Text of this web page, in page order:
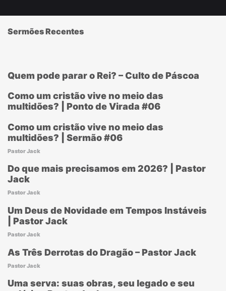
Sermões Recentes
Quem pode parar o Rei? – Culto de Páscoa
Como um cristão vive no meio das
multidões? | Ponto de Virada #06
Como um cristão vive no meio das
multidões? | Sermão #06
Pastor Jack
Do que mais precisamos em 2026? | Pastor
Jack
Pastor Jack
Um Deus de Novidade em Tempos Instáveis
| Pastor Jack
Pastor Jack
As Três Derrotas do Dragão – Pastor Jack
Pastor Jack
Uma serva: suas obras, seu legado e seu